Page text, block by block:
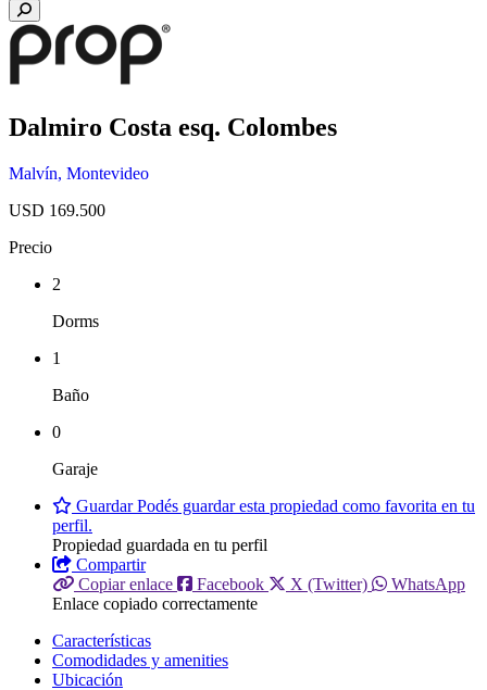
Dalmiro Costa esq. Colombes
Malvín, Montevideo
USD 169.500
Precio
2
Dorms
1
Baño
0
Garaje
GuardarPodés guardar esta propiedad como favorita en tu
perfil.
Propiedad guardada en tu perfil
Compartir
Copiar enlace
Facebook X (Twitter)
WhatsApp
Enlace copiado correctamente
Características
Comodidades y amenities
Ubicación